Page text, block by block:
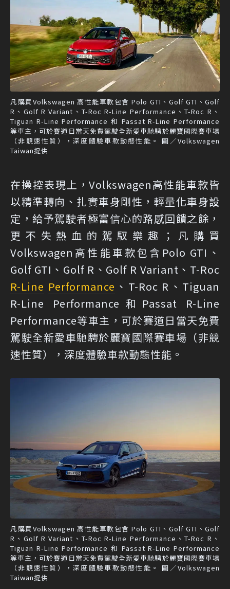
凡購買Volkswagen 高性能車款包含 Polo GTI、Golf GTI、Golf
R、Golf R Variant、T-Roc R-Line Performance、T-Roc R、
Tiguan R-Line Performance 和 Passat R-Line Performance
等車主，可於賽道日當天免費駕駛全新愛車馳騁於麗寶國際賽車場
（非競速性質），深度體驗車款動態性能。 圖／Volkswagen
Taiwan提供
在操控表現上，Volkswagen高性能車款皆
以精準轉向、扎實車身剛性，輕量化車身設
定，給予駕駛者極富信心的路感回饋之餘，
更不失熱血的駕馭樂趣；凡購買
Volkswagen高性能車款包含Polo GTI、
Golf GTI、Golf R、Golf R Variant、T-Roc
R-Line Performance 、T-Roc R、Tiguan
R-Line Performance和Passat R-Line
Performance等車主，可於賽道日當天免費
駕駛全新愛車馳騁於麗寶國際賽車場（非競
速性質），深度體驗車款動態性能。
凡購買Volkswagen 高性能車款包含 Polo GTI、Golf GTI、Golf
R、Golf R Variant、T-Roc R-Line Performance、T-Roc R、
Tiguan R-Line Performance 和 Passat R-Line Performance
等車主，可於賽道日當天免費駕駛全新愛車馳騁於麗寶國際賽車場
（非競速性質），深度體驗車款動態性能。 圖／Volkswagen
Taiwan提供